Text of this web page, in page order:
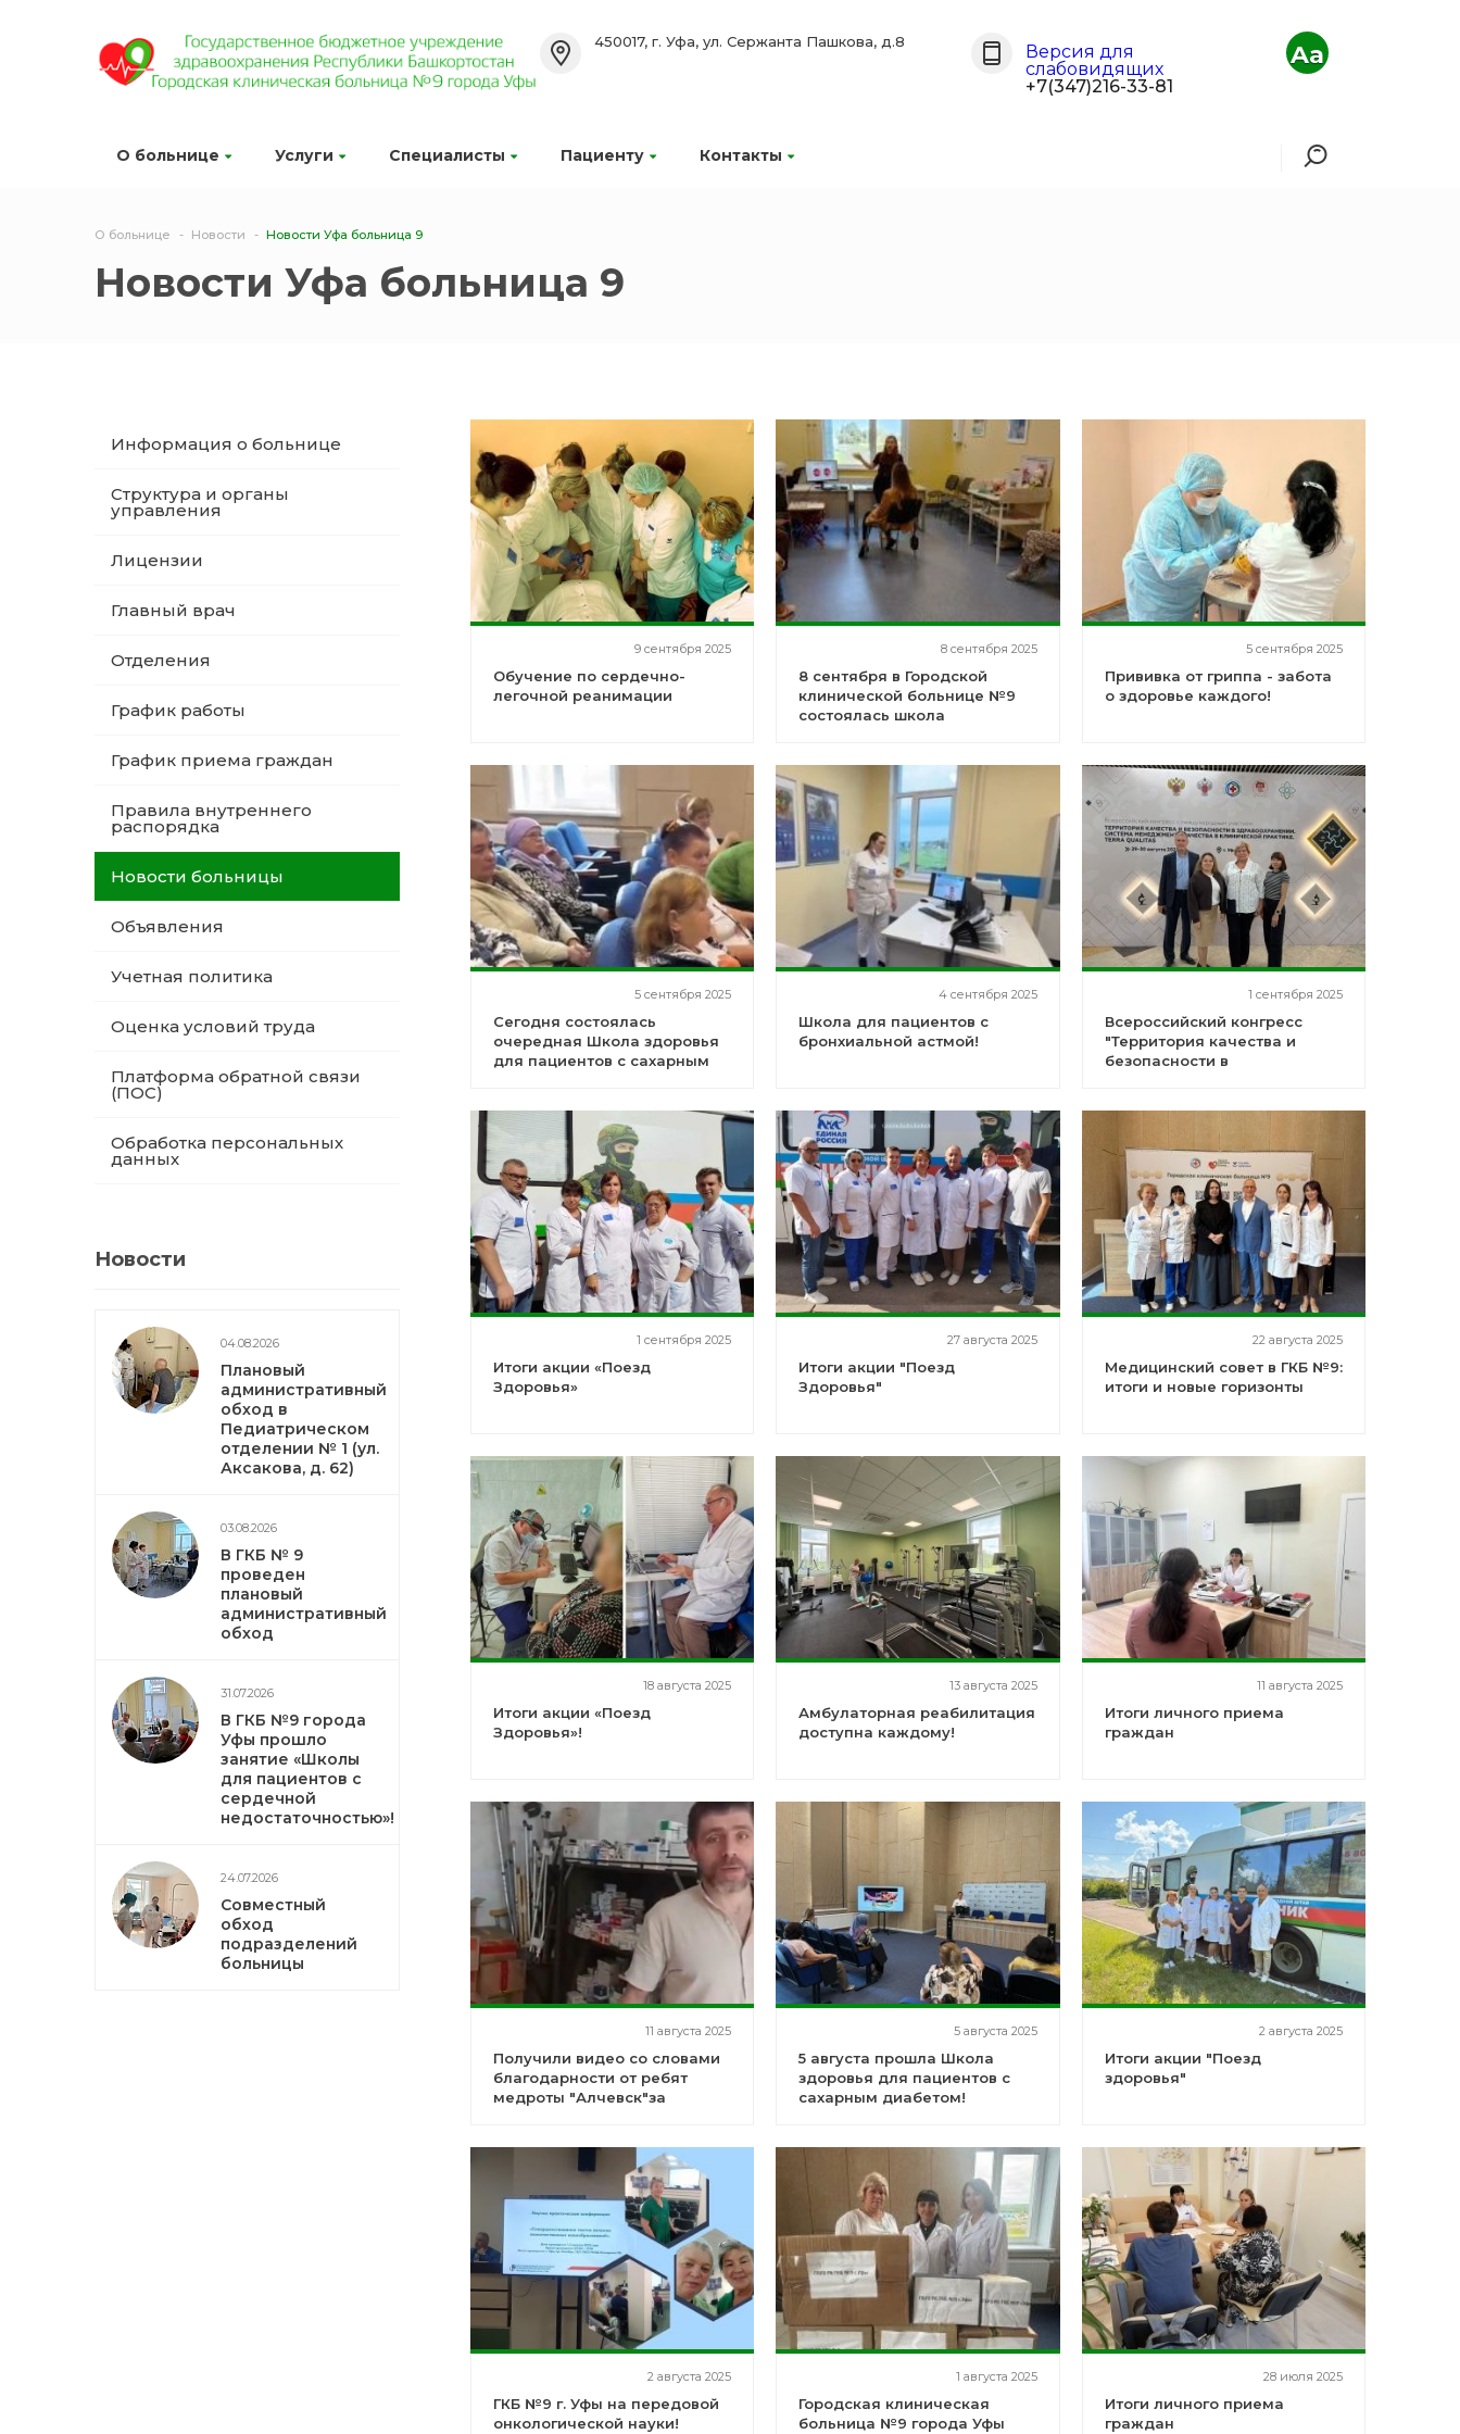
О больнице Услуги Специалисты Пациенту Контакты
450017, г. Уфа, ул. Сержанта Пашкова, д.8
Версия для
слабовидящих
+7(347)216-33-81
Aa
О больнице Новости Новости Уфа больница 9
Новости Уфа больница 9
Информация о больнице
Структура и органы
управления
Лицензии
Главный врач
Отделения
График работы
График приема граждан
Правила внутреннего
распорядка
Новости больницы
Объявления
Учетная политика
Оценка условий труда
Платформа обратной связи
(ПОС)
Обработка персональных
данных
Новости
04.08.2026
Плановый
административный
обход в
Педиатрическом
отделении № 1 (ул.
Аксакова, д. 62)
03.08.2026
В ГКБ № 9
проведен
плановый
административный
обход
31.07.2026
В ГКБ №9 города
Уфы прошло
занятие «Школы
для пациентов с
сердечной
недостаточностью»!
24.07.2026
Совместный
обход
подразделений
больницы
9 сентября 2025
Обучение по сердечно-
легочной реанимации
8 сентября 2025
8 сентября в Городской
клинической больнице №9
состоялась школа
5 сентября 2025
Прививка от гриппа - забота
о здоровье каждого!
5 сентября 2025
Сегодня состоялась
очередная Школа здоровья
для пациентов с сахарным
4 сентября 2025
Школа для пациентов с
бронхиальной астмой!
1 сентября 2025
Всероссийский конгресс
"Территория качества и
безопасности в
1 сентября 2025
Итоги акции «Поезд
Здоровья»
27 августа 2025
Итоги акции "Поезд
Здоровья"
22 августа 2025
Медицинский совет в ГКБ №9:
итоги и новые горизонты
18 августа 2025
Итоги акции «Поезд
Здоровья»!
13 августа 2025
Амбулаторная реабилитация
доступна каждому!
11 августа 2025
Итоги личного приема
граждан
11 августа 2025
Получили видео со словами
благодарности от ребят
медроты "Алчевск"за
5 августа 2025
5 августа прошла Школа
здоровья для пациентов с
сахарным диабетом!
2 августа 2025
Итоги акции "Поезд
здоровья"
2 августа 2025
ГКБ №9 г. Уфы на передовой
онкологической науки!
1 августа 2025
Городская клиническая
больница №9 города Уфы
28 июля 2025
Итоги личного приема
граждан